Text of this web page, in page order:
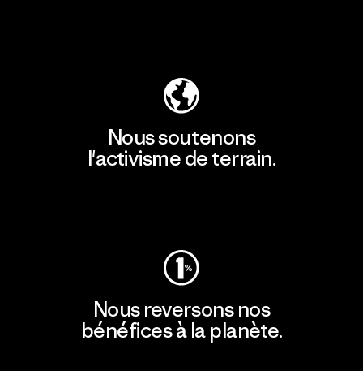
Nous soutenons
l'activisme de terrain.
Nous reversons nos
bénéfices à la planète.